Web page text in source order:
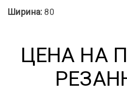
Ширина: 80
ЦЕНА НА